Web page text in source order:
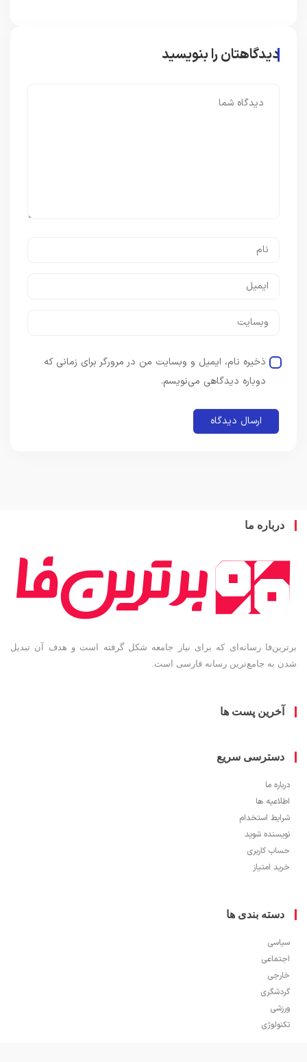
دیدگاهتان را بنویسید
ذخیره نام، ایمیل و وبسایت من در مرورگر برای زمانی که
دوباره دیدگاهی می‌نویسم.
ما
رسانه‌ای که برای نیاز جامعه شکل گرفته است و هدف آن تبدیل
جامع‌ترین رسانه فارسی است.
پست ها
سریع
ها
استخدام
شوید
کاربری
امتیاز
بندی ها